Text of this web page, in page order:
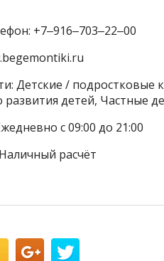
+7‒916‒703‒22‒00
Детские / подростковые
детей, Частные
с 09:00 до 21:00
расчёт